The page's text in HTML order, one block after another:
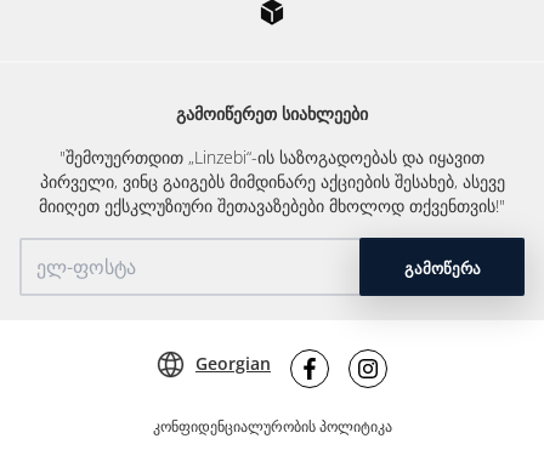
ᲒᲐᲛᲝᲘᲬᲔᲠᲔᲗ ᲡᲘᲐᲮᲚᲔᲔᲑᲘ
"შემოუერთდით „Linzebi“-ის საზოგადოებას და იყავით
პირველი, ვინც გაიგებს მიმდინარე აქციების შესახებ, ასევე
მიიღეთ ექსკლუზიური შეთავაზებები მხოლოდ თქვენთვის!"
ᲒᲐᲛᲝᲬᲔᲠᲐ
კონფიდენციალურობის პოლიტიკა
Georgian